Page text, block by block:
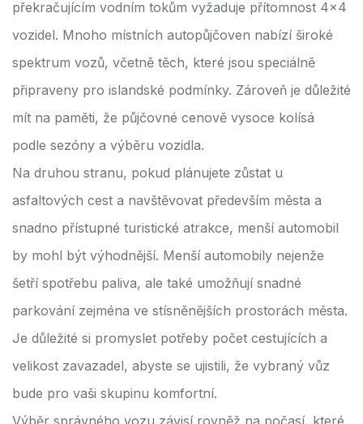
překračujícím vodním tokům vyžaduje přítomnost 4x4
vozidel. Mnoho místních autopůjčoven nabízí široké
spektrum vozů, včetně těch, které jsou speciálně
připraveny pro islandské podmínky. Zároveň je důležité
mít na paměti, že půjčovné cenově vysoce kolísá
podle sezóny a výběru vozidla.
Na druhou stranu, pokud plánujete zůstat u
asfaltových cest a navštěvovat především města a
snadno přístupné turistické atrakce, menší automobil
by mohl být výhodnější. Menší automobily nejenže
šetří spotřebu paliva, ale také umožňují snadné
parkování zejména ve stísněnějších prostorách města.
Je důležité si promyslet potřeby počet cestujících a
velikost zavazadel, abyste se ujistili, že vybraný vůz
bude pro vaši skupinu komfortní.